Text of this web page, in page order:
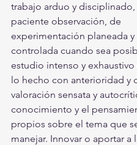
trabajo arduo y disciplinado,
paciente observación, de
experimentación planeada y
controlada cuando sea
estudio intenso y
lo hecho con anterioridad y
valoración sensata y
conocimiento y el
propios sobre el tema que
manejar. Innovar o aportar a